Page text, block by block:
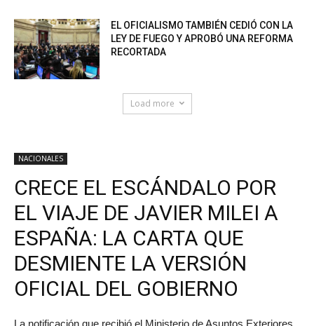
EL OFICIALISMO TAMBIÉN CEDIÓ CON LA
LEY DE FUEGO Y APROBÓ UNA REFORMA
RECORTADA
Load more